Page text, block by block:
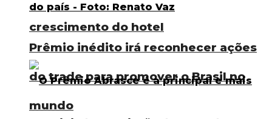
Prêmio inédito irá reconhecer ações
do trade para promover o Brasil no
mundo
crescimento do hotel